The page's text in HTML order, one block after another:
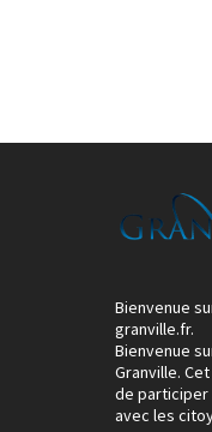
Bienvenue
granville.fr.
Bienvenue
Granville.
de participer
avec les